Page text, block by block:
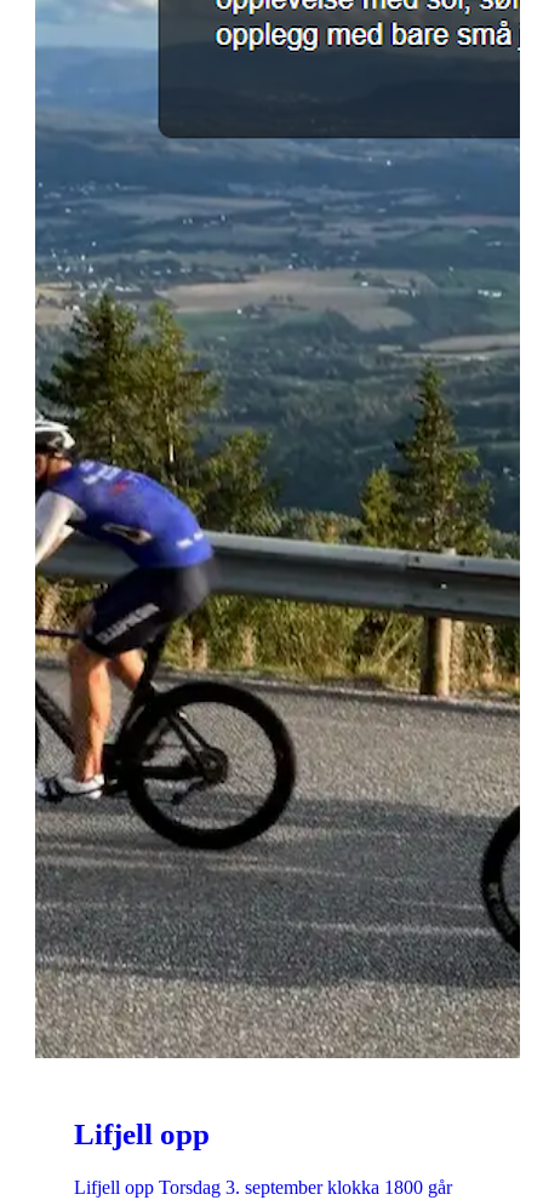
Lifjell opp
Lifjell opp Torsdag 3. september klokka 1800 går